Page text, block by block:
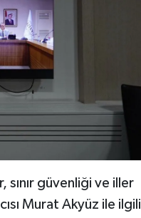
güvenliği ve iller
Murat Akyüz ile ilgili